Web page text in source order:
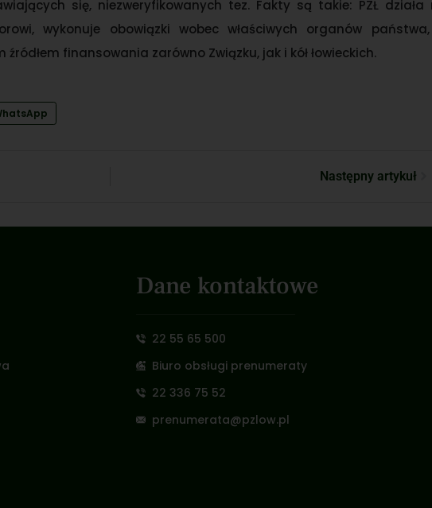
się, niezweryfikowanych tez. Fakty są takie: PZŁ działa
wykonuje obowiązki wobec właściwych organów
finansowania zarówno Związku, jak i kół łowieckich.
Następny artykuł
Dane kontaktowe
22 55 65 500
Biuro obsługi prenumeraty
22 336 75 52
prenumerata@pzlow.pl